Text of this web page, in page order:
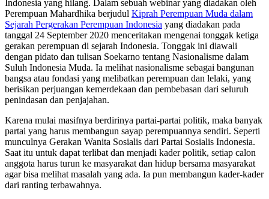
Indonesia yang hilang. Dalam sebuah webinar yang diadakan oleh
Perempuan Mahardhika berjudul Kiprah Perempuan Muda dalam
Sejarah Pergerakan Perempuan Indonesia yang diadakan pada
tanggal 24 September 2020 menceritakan mengenai tonggak ketiga
gerakan perempuan di sejarah Indonesia. Tonggak ini diawali
dengan pidato dan tulisan Soekarno tentang Nasionalisme dalam
Suluh Indonesia Muda. Ia melihat nasionalisme sebagai bangunan
bangsa atau fondasi yang melibatkan perempuan dan lelaki, yang
berisikan perjuangan kemerdekaan dan pembebasan dari seluruh
penindasan dan penjajahan.
Karena mulai masifnya berdirinya partai-partai politik, maka banyak
partai yang harus membangun sayap perempuannya sendiri. Seperti
munculnya Gerakan Wanita Sosialis dari Partai Sosialis Indonesia.
Saat itu untuk dapat terlibat dan menjadi kader politik, setiap calon
anggota harus turun ke masyarakat dan hidup bersama masyarakat
agar bisa melihat masalah yang ada. Ia pun membangun kader-kader
dari ranting terbawahnya.